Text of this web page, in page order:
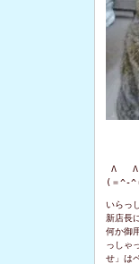
Λ   Λ
(＝^-^
いらっ
新店長
何か御
っしゃ
せ」は